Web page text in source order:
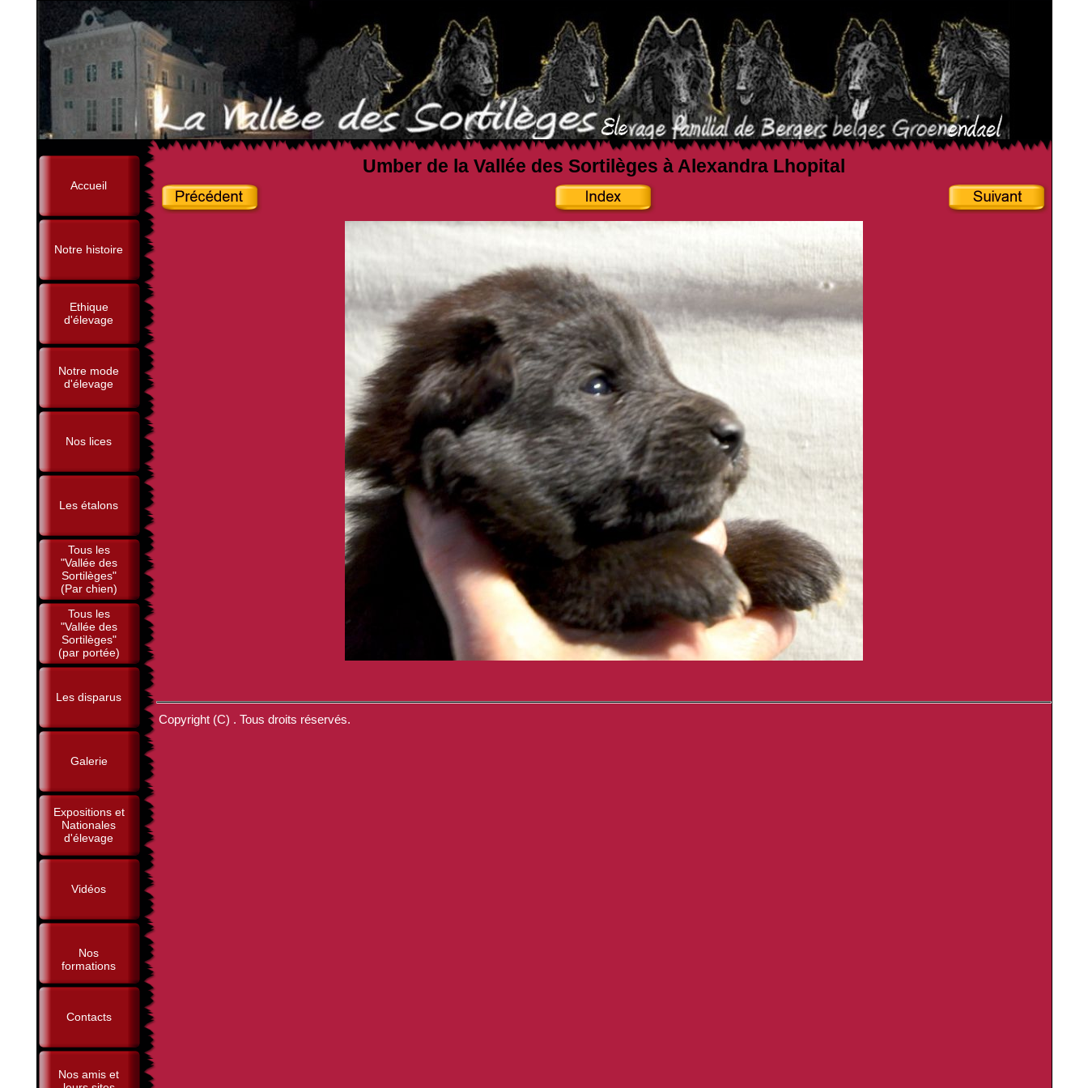
Accueil
Notre histoire
Ethique
d'élevage
Notre mode
d'élevage
Nos lices
Les étalons
Tous les
"Vallée des
Sortilèges"
(Par chien)
Tous les
"Vallée des
Sortilèges"
(par portée)
Les disparus
Galerie
Expositions et
Nationales
d'élevage
Vidéos
Nos
formations
Contacts
Nos amis et
Umber de la Vallée des Sortilèges à Alexandra Lhopital
Copyright (C) . Tous droits réservés.